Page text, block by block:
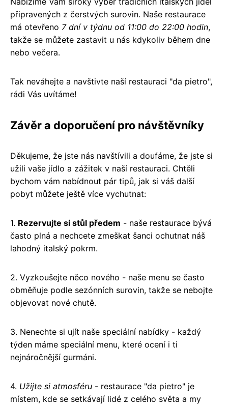
připravených z čerstvých surovin. Naše restaurace
má otevřeno 7 dní v týdnu od 11:00 do 22:00 hodin,
takže se můžete zastavit u nás kdykoliv během dne
nebo večera.
Tak neváhejte a navštivte naší restauraci "da pietro",
rádi Vás uvítáme!
Závěr a doporučení pro návštěvníky
Děkujeme, že jste nás navštívili a doufáme, že jste si
užili vaše jídlo a zážitek v naší restauraci. Chtěli
bychom vám nabídnout pár tipů, jak si váš další
pobyt můžete ještě více vychutnat:
1. Rezervujte si stůl předem - naše restaurace bývá
často plná a nechcete zmeškat šanci ochutnat náš
lahodný italský pokrm.
2. Vyzkoušejte něco nového - naše menu se často
obměňuje podle sezónních surovin, takže se nebojte
objevovat nové chutě.
3. Nenechte si ujít naše speciální nabídky - každý
týden máme speciální menu, které ocení i ti
nejnáročnější gurmáni.
4. Užijte si atmosféru - restaurace "da pietro" je
místem, kde se setkávají lidé z celého světa a my